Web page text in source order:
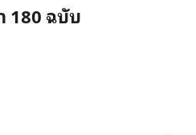
180 ฉบับ